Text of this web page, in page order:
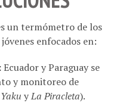
un termómetro de los
enfocados en:
y monitoreo de
yLa Piracleta
y Tobago y